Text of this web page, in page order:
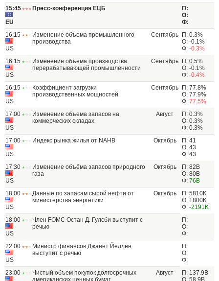
15:45
EU
Пресс-конференция ЕЦБ
П:
О:
Ф:
16:15
US
Изменение объема промышленного
производства
Сентябрь
П: 0.3%
О: -0.1%
Ф: -0.3%
16:15
US
Изменение объема производства
перерабатывающей промышленности
Сентябрь
П: 0.5%
О: -0.1%
Ф: -0.4%
16:15
US
Коэффициент загрузки
производственных мощностей
Сентябрь
П: 77.8%
О: 77.9%
Ф: 77.5%
17:00
US
Изменение объема запасов на
коммерческих складах
Август
П: 0.3%
О: 0.3%
Ф: 0.3%
17:00
US
Индекс рынка жилья от NAHB Октябрь
П: 41
О: 43
Ф: 43
17:30
US
Изменение объёма запасов природного
газа
Октябрь
П: 82B
О: 80B
Ф: 76B
18:00
US
Данные по запасам сырой нефти от
министерства энергетики
Октябрь
П: 5810K
О: 1800K
Ф: -2191K
18:00
US
Член FOMC Остан Д. Гулсби выступит с
речью
П:
О:
Ф:
22:00
US
Министр финансов Джанет Йеллен
выступит c речью
П:
О:
Ф:
23:00
Чистый объем покупок долгосрочных
американских ценных бумаг
Август
П: 137.9B
О: 58.9B